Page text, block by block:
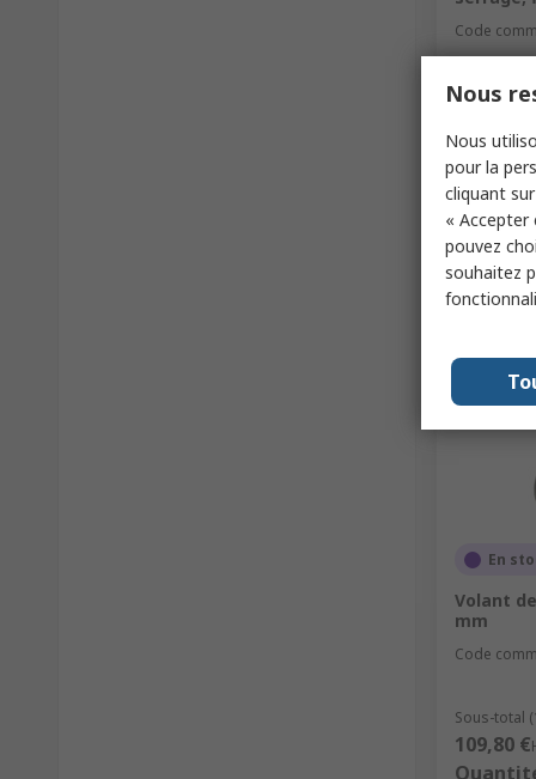
Code
Sous-total
En
Volant
mm
Code
Sous-total
109,80 €
Nous
Nous
pour la
cliquant sur
«
pouvez
souhaitez